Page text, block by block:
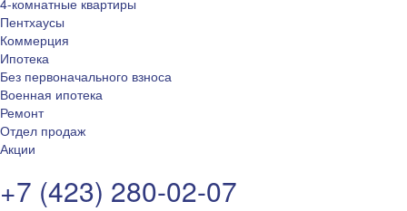
4-комнатные квартиры
Пентхаусы
Коммерция
Ипотека
Без первоначального взноса
Военная ипотека
Ремонт
Отдел продаж
Акции
+7 (423) 280-02-07